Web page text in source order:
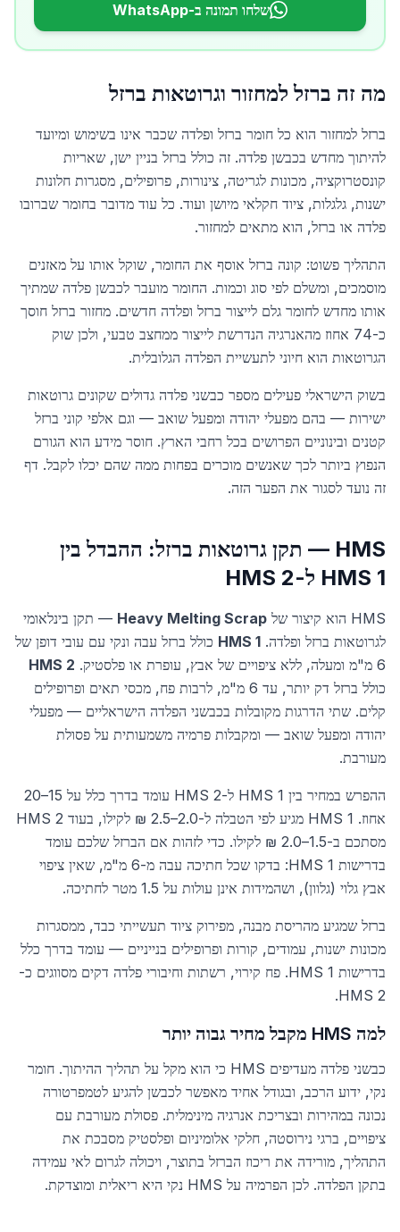
שלחו תמונה ב-WhatsApp
מה זה ברזל למחזור וגרוטאות ברזל
ברזל למחזור הוא כל חומר ברזל ופלדה שכבר אינו בשימוש ומיועד
להיתוך מחדש בכבשן פלדה. זה כולל ברזל בניין ישן, שאריות
קונסטרוקציה, מכונות לגריטה, צינורות, פרופילים, מסגרות חלונות
ישנות, גלגלות, ציוד חקלאי מיושן ועוד. כל עוד מדובר בחומר שברובו
פלדה או ברזל, הוא מתאים למחזור.
התהליך פשוט: קונה ברזל אוסף את החומר, שוקל אותו על מאזנים
מוסמכים, ומשלם לפי סוג וכמות. החומר מועבר לכבשן פלדה שמתיך
אותו מחדש לחומר גלם לייצור ברזל ופלדה חדשים. מחזור ברזל חוסך
כ-74 אחוז מהאנרגיה הנדרשת לייצור ממחצב טבעי, ולכן שוק
הגרוטאות הוא חיוני לתעשיית הפלדה הגלובלית.
בשוק הישראלי פעילים מספר כבשני פלדה גדולים שקונים גרוטאות
ישירות — בהם מפעלי יהודה ומפעל שואב — וגם אלפי קוני ברזל
קטנים ובינוניים הפרושים בכל רחבי הארץ. חוסר מידע הוא הגורם
הנפוץ ביותר לכך שאנשים מוכרים בפחות ממה שהם יכלו לקבל. דף
זה נועד לסגור את הפער הזה.
HMS — תקן גרוטאות ברזל: ההבדל בין
HMS 1 ל-HMS 2
HMS הוא קיצור של Heavy Melting Scrap — תקן בינלאומי
לגרוטאות ברזל ופלדה. HMS 1 כולל ברזל עבה ונקי עם עובי דופן של
6 מ"מ ומעלה, ללא ציפויים של אבץ, עופרת או פלסטיק.
HMS 2
כולל ברזל דק יותר, עד 6 מ"מ, לרבות פח, מכסי תאים ופרופילים
קלים. שתי הדרגות מקובלות בכבשני הפלדה הישראליים — מפעלי
יהודה ומפעל שואב — ומקבלות פרמיה משמעותית על פסולת
מעורבת.
ההפרש במחיר בין HMS 1 ל-HMS 2 עומד בדרך כלל על 15–20
אחוז. HMS 1 מגיע לפי הטבלה ל-2.0–2.5 ₪ לקילו, בעוד HMS 2
מסתכם ב-1.5–2.0 ₪ לקילו. כדי לזהות אם הברזל שלכם עומד
בדרישות HMS 1: בדקו שכל חתיכה עבה מ-6 מ"מ, שאין ציפוי
אבץ גלוי (גלוון), ושהמידות אינן עולות על 1.5 מטר לחתיכה.
ברזל שמגיע מהריסת מבנה, מפירוק ציוד תעשייתי כבד, ממסגרות
מכונות ישנות, עמודים, קורות ופרופילים בנייניים — עומד בדרך כלל
בדרישות HMS 1. פח קירוי, רשתות וחיבורי פלדה דקים מסווגים כ-
HMS 2.
למה HMS מקבל מחיר גבוה יותר
כבשני פלדה מעדיפים HMS כי הוא מקל על תהליך ההיתוך. חומר
נקי, ידוע הרכב, ובגודל אחיד מאפשר לכבשן להגיע לטמפרטורה
נכונה במהירות ובצריכת אנרגיה מינימלית. פסולת מעורבת עם
ציפויים, ברגי נירוסטה, חלקי אלומיניום ופלסטיק מסבכת את
התהליך, מורידה את ריכוז הברזל בתוצר, ויכולה לגרום לאי עמידה
בתקן הפלדה. לכן הפרמיה על HMS נקי היא ריאלית ומוצדקת.